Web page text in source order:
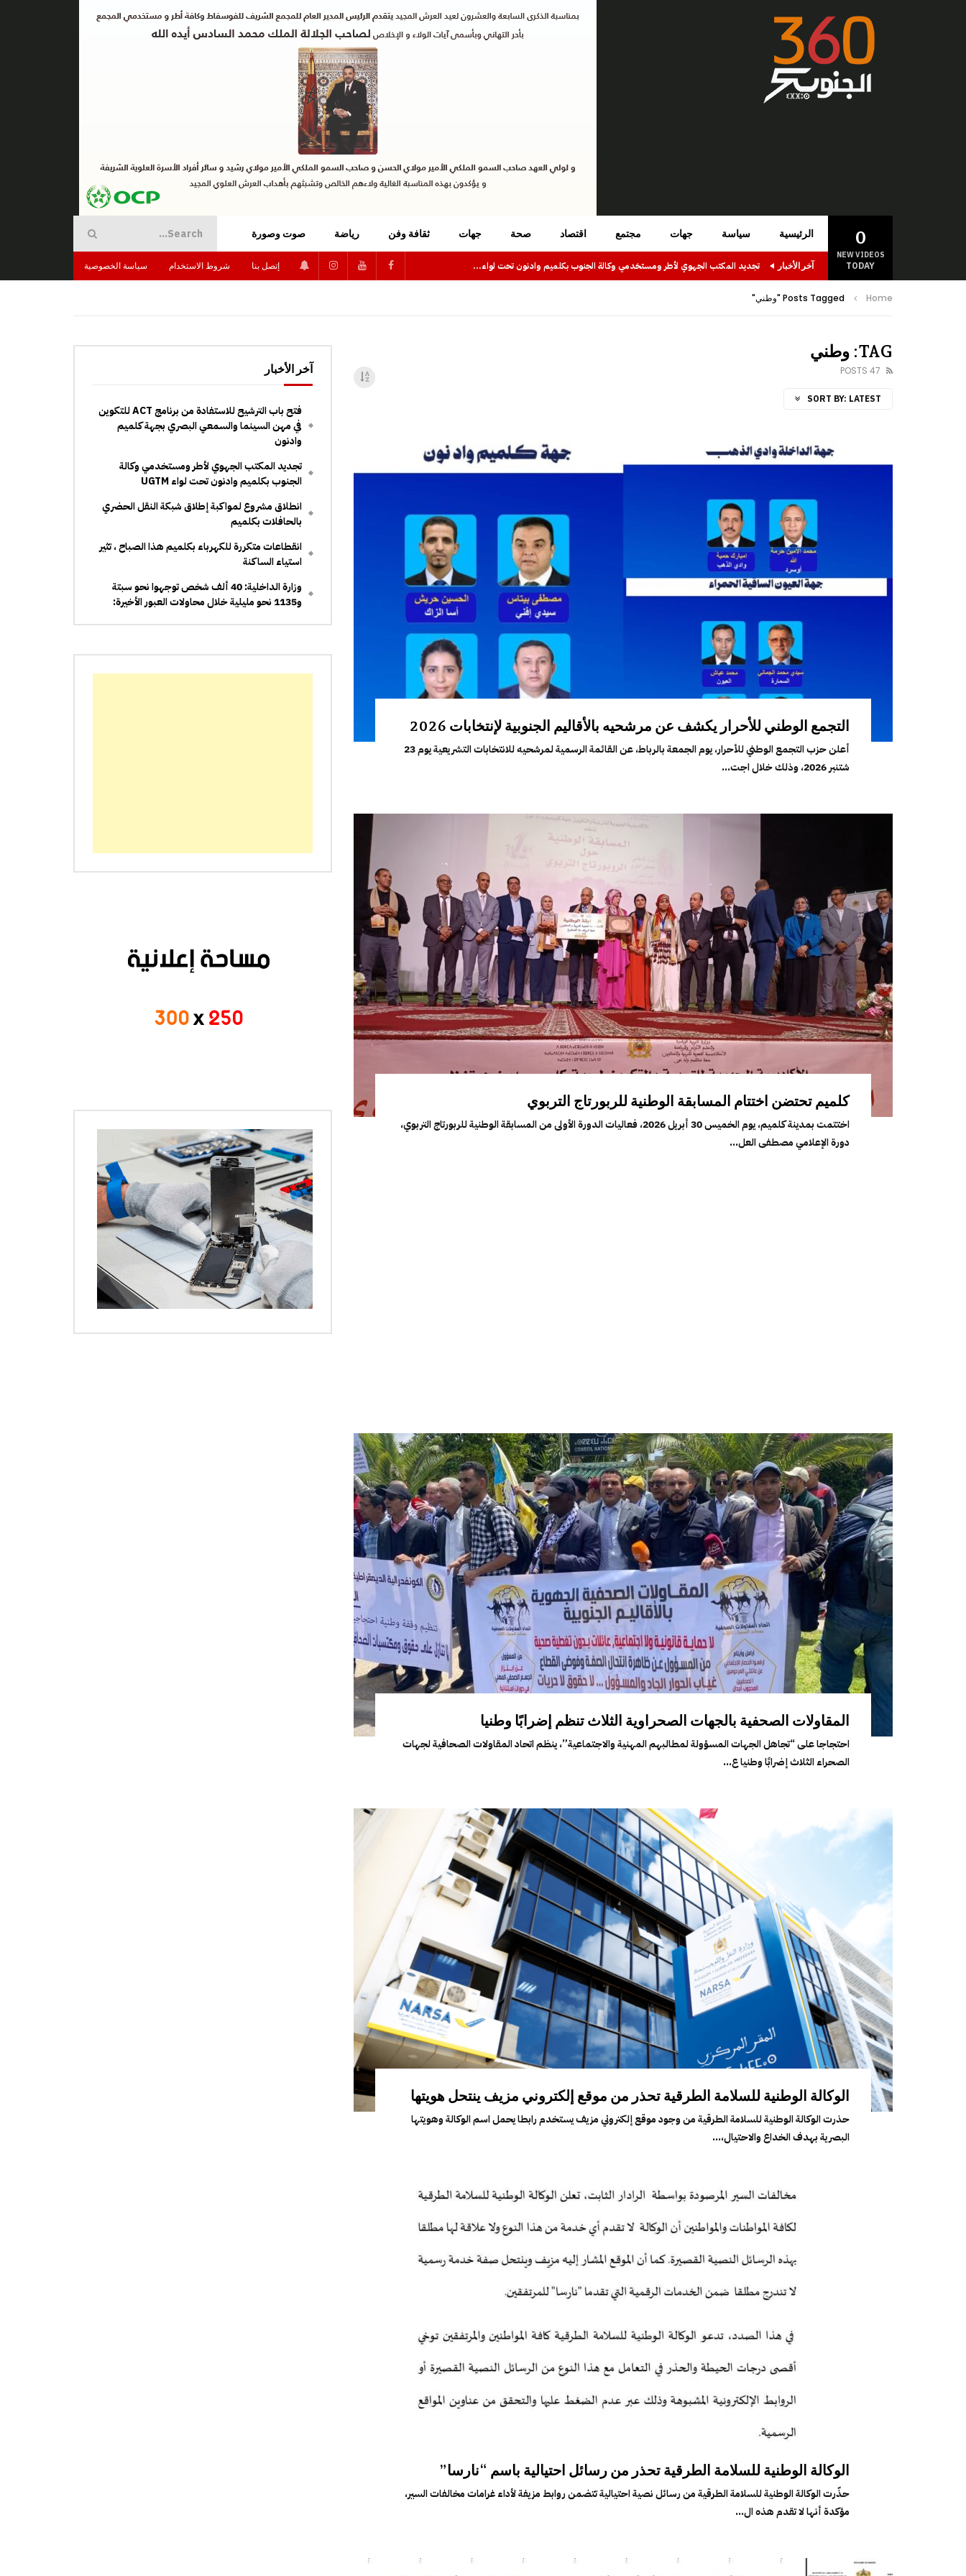
0
NEW VIDEOS
TODAY
الرئيسية سياسة جهات مجتمع اقتصاد صحة جهات ثقافة وفن رياضة صوت وصورة
آخر الأخبار تجديد المكتب الجهوي لأطر ومستخدمي وكالة الجنوب بكلميم وادنون تحت لواء UGTM إتصل بنا شروط الاستخدام سياسة الخصوصية
Home Posts Tagged "وطني"
TAG: وطني
47 POSTS
SORT BY: LATEST
التجمع الوطني للأحرار يكشف عن مرشحيه بالأقاليم الجنوبية لإنتخابات 2026
أعلن حزب التجمع الوطني للأحرار، يوم الجمعة بالرباط، عن القائمة الرسمية لمرشحيه للانتخابات التشريعية يوم 23
شتنبر 2026، وذلك خلال اجت...
كلميم تحتضن اختتام المسابقة الوطنية للربورتاج التربوي
اختتمت بمدينة كلميم، يوم الخميس 30 أبريل 2026، فعاليات الدورة الأولى من المسابقة الوطنية للربورتاج التربوي،
دورة الإعلامي مصطفى العل...
المقاولات الصحفية بالجهات الصحراوية الثلاث تنظم إضرابًا وطنيا
احتجاجا على “تجاهل الجهات المسؤولة لمطالبهم المهنية والاجتماعية”، ينظم اتحاد المقاولات الصحافية لجهات
الصحراء الثلاث إضرابًا وطنيا ع...
الوكالة الوطنية للسلامة الطرقية تحذر من موقع إلكتروني مزيف ينتحل هويتها
حذرت الوكالة الوطنية للسلامة الطرقية من وجود موقع إلكتروني مزيف يستخدم رابطا يحمل اسم الوكالة وهويتها
البصرية بهدف الخداع والاحتيال،...
الوكالة الوطنية للسلامة الطرقية تحذر من رسائل احتيالية باسم “نارسا”
حذّرت الوكالة الوطنية للسلامة الطرقية من رسائل نصية احتيالية تتضمن روابط مزيفة لأداء غرامات مخالفات السير،
مؤكدة أنها لا تقدم هذه ال...
آخر الأخبار
فتح باب الترشيح للاستفادة من برنامج ACT للتكوين
في مهن السينما والسمعي البصري بجهة كلميم
وادنون
تجديد المكتب الجهوي لأطر ومستخدمي وكالة
الجنوب بكلميم وادنون تحت لواء UGTM
انطلاق مشروع لمواكبة إطلاق شبكة النقل الحضري
بالحافلات بكلميم
انقطاعات متكررة للكهرباء بكلميم هذا الصباح ، تثير
استياء الساكنة
وزارة الداخلية: 40 ألف شخص توجهوا نحو سبتة
و1135 نحو مليلية خلال محاولات العبور الأخيرة: